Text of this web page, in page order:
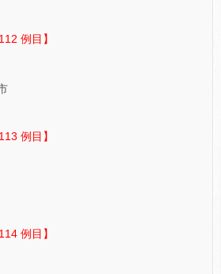
例目】
例目】
例目】